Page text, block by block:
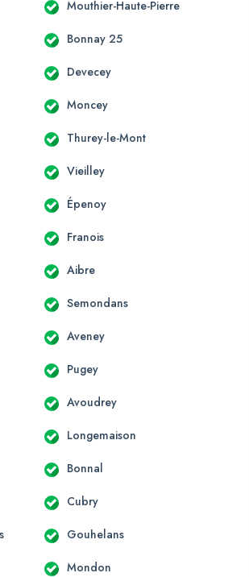
Mouthier-Haute-Pierre
Bonnay 25
Devecey
Moncey
Thurey-le-Mont
Vieilley
Épenoy
Franois
Aibre
Semondans
Aveney
Pugey
Avoudrey
Longemaison
Bonnal
Cubry
Gouhelans
Mondon